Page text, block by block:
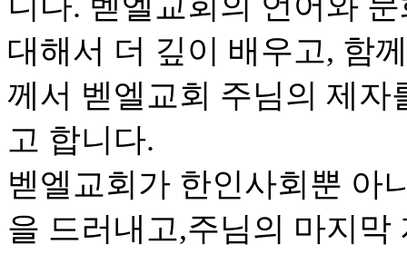
대해서 더 깊이 배우고, 함
께서 벧엘교회 주님의 제
고 합니다.
벧엘교회가 한인사회뿐 아
을 드러내고,주님의 마지